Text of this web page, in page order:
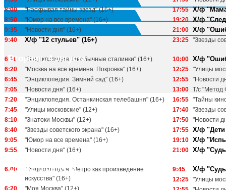
8:00
"Раскрывая тайны звезд" (16+)
8:50
"Юмор на все времена" (16+)
9:35
"Новости дня" (16+)
9:40
Х/ф "12 стульев" (16+)
17:55 Х/ф
19:20 Х/ф
21:00 Х/ф
23:25 "Звезды
Вторник, 4 августа
6:10
"Энциклопедия. Необычные сталинки" (16+)
6:20
"Москва на все времена. Покровка" (16+)
6:45
"Энциклопедия. Зимний сад" (16+)
7:05
"Новости дня" (16+)
7:20
"Энциклопедия. Останкинская телебашня" (16+)
7:45
"Улицы московские" (12+)
8:10
"Знатоки Москвы" (12+)
8:40
"Звезды советского экрана" (16+)
9:05
"Юмор на все времена" (16+)
9:55
"Новости дня" (16+)
10:00 Х/ф
12:25 "Улицы
12:55 "Новости
13:00 Т/с "Метод
16:55 "Тайны
17:40 "Звезды
17:50 "Новости
17:55 Х/ф "Дети
19:10 Х/ф
21:00 Х/ф
Среда, 5 августа
6:00
"Энциклопедия. Метро как произведение
искусства" (16+)
6:20
"Моя Москва" (12+)
9:45 Х/ф
12:25 "Улицы